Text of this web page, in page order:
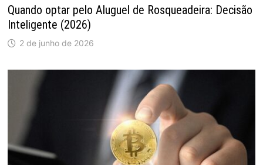
Quando optar pelo Aluguel de Rosqueadeira: Decisão
Inteligente (2026)
2 de junho de 2026